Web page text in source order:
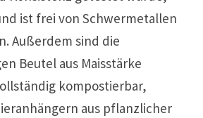
ist frei von Schwermetallen
Außerdem sind die
Beutel aus Maisstärke
kompostierbar,
aus pflanzlicher